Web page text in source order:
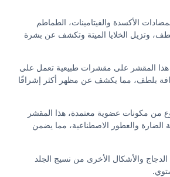
الأكسدة والفيتامينات، الطماطم
وتزيل الخلايا الميتة وتكشف عن بشرة
هذا المقشر على مقشرات طبيعية تعمل على
بلطف، مما يكشف عن مظهر أكثر إشراقًا
من مكونات عضوية معتمدة، هذا المقشر
الضارة والعطور الاصطناعية، مما يضمن
والأشكال الأخرى من نسيج الجلد